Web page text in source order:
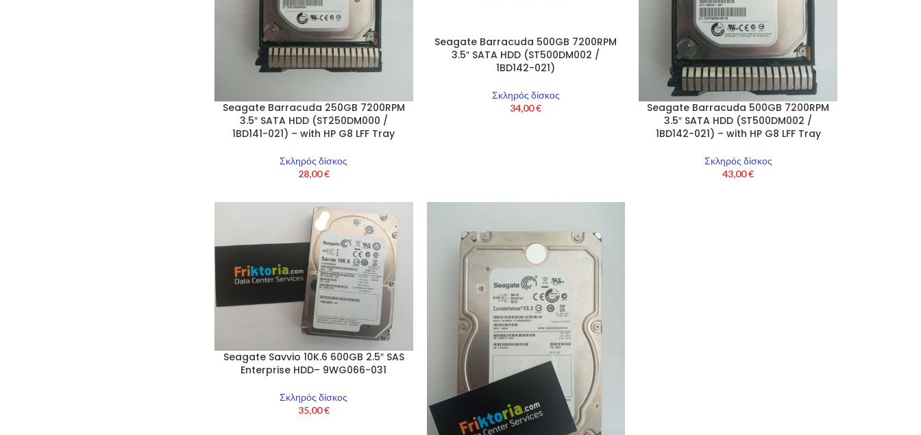
Seagate Barracuda 250GB 7200RPM
3.5″ SATA HDD (ST250DM000 /
1BD141-021) – with HP G8 LFF Tray
Σκληρός δίσκος
28,00€
Seagate Barracuda 500GB 7200RPM
3.5″ SATA HDD (ST500DM002 /
1BD142-021)
Σκληρός δίσκος
34,00€
Seagate Barracuda 500GB 7200RPM
3.5″ SATA HDD (ST500DM002 /
1BD142-021) – with HP G8 LFF Tray
Σκληρός δίσκος
43,00€
Seagate Savvio 10K.6 600GB 2.5″ SAS
Enterprise HDD– 9WG066-031
Σκληρός δίσκος
35,00€